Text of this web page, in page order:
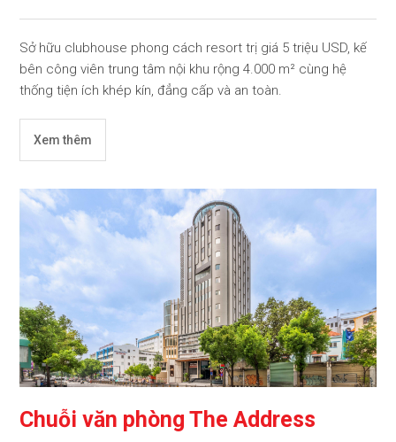
Sở hữu clubhouse phong cách resort trị giá 5 triệu USD, kế
bên công viên trung tâm nội khu rộng 4.000 m² cùng hệ
thống tiện ích khép kín, đẳng cấp và an toàn.
Xem thêm
Chuỗi văn phòng The Address